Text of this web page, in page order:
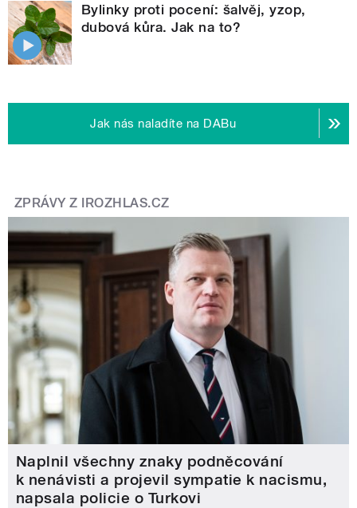
Bylinky proti pocení: šalvěj, yzop,
dubová kůra. Jak na to?
Jak nás naladíte na DABu
ZPRÁVY Z IROZHLAS.CZ
Naplnil všechny znaky podněcování
k nenávisti a projevil sympatie k nacismu,
napsala policie o Turkovi